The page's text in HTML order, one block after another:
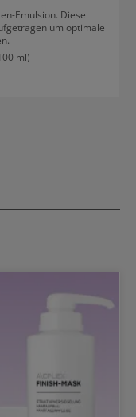
Emulsion. Diese
um optimale
ml)
Preis: